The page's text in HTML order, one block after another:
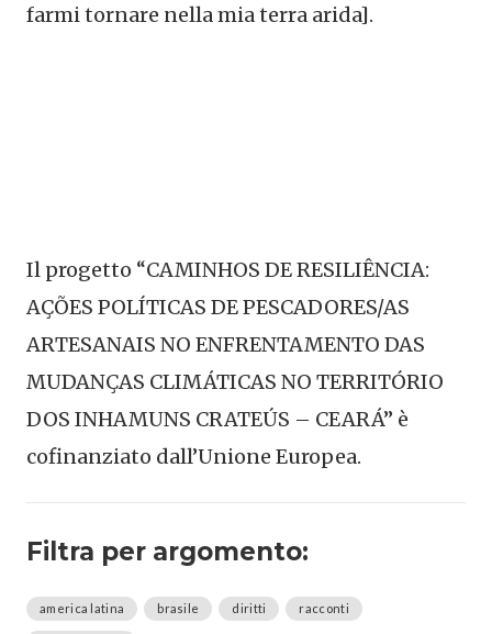
farmi tornare nella mia terra arida].
Il progetto “CAMINHOS DE RESILIÊNCIA:
AÇÕES POLÍTICAS DE PESCADORES/AS
ARTESANAIS NO ENFRENTAMENTO DAS
MUDANÇAS CLIMÁTICAS NO TERRITÓRIO
DOS INHAMUNS CRATEÚS – CEARÁ” è
cofinanziato dall’Unione Europea.
Filtra per argomento:
america latina brasile diritti racconti